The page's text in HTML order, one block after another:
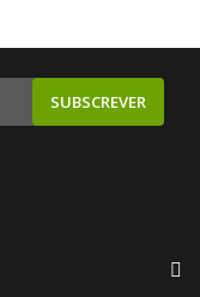
SUBSCREVER